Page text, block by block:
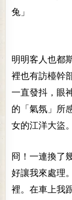
兔」
明明客人也都
裡也有訪檯幹
一直發抖，眼
的「氣氛」所
女的江洋大盜
冏！一連換了
好讓我來處理
裡。在車上我